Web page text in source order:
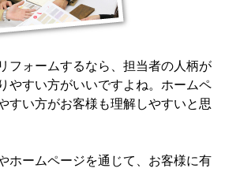
フォームするなら、担当者の人柄が
やすい方がいいですよね。ホームペ
すい方がお客様も理解しやすいと思
ホームページを通じて、お客様に有